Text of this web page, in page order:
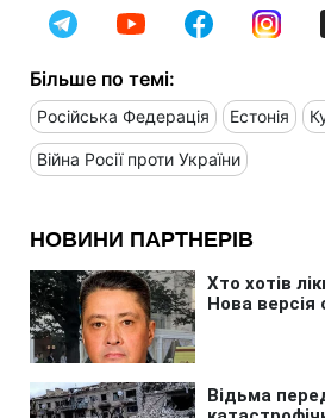
Більше по темі:
Російська Федерація Естонія
Війна Росії проти України